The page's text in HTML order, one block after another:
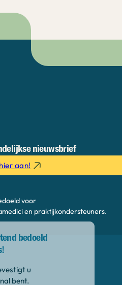
nieuwsbrief
aan!
voor
en praktijkondersteuners.
bedoeld
u
bent.